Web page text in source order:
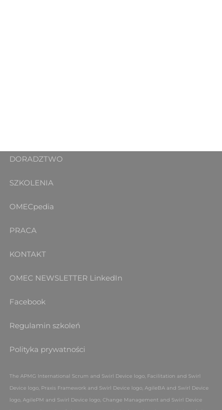
DORADZTWO
SZKOLENIA
OMECpedia
PRACA
KONTAKT
OMEC NEWSLETTER LinkedIn
Facebook
Regulamin szkoleń
Polityka prywatności
The APMG International Scrum and Swirl Device logo, Facilitation and Swirl
Device logo, Praxis Framework and Swirl Device logo, AgileBA and Swirl Device
logo, AgilePM and Swirl Device logo, Change Management and Swirl Device